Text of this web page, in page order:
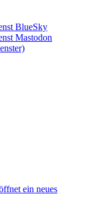
BlueSky
Mastodon
ein neues